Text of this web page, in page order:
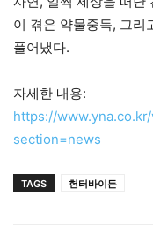
이 겪은 약물중독, 그리
풀어냈다.
자세한 내용:
https://
section=news
TAGS 헌터바이든